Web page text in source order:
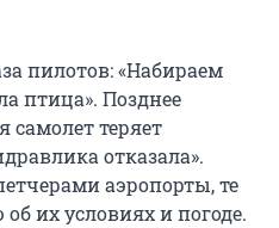
пилотов: «Набираем
птица». Позднее
самолет теряет
отказала».
аэропорты, те
их условиях и погоде.